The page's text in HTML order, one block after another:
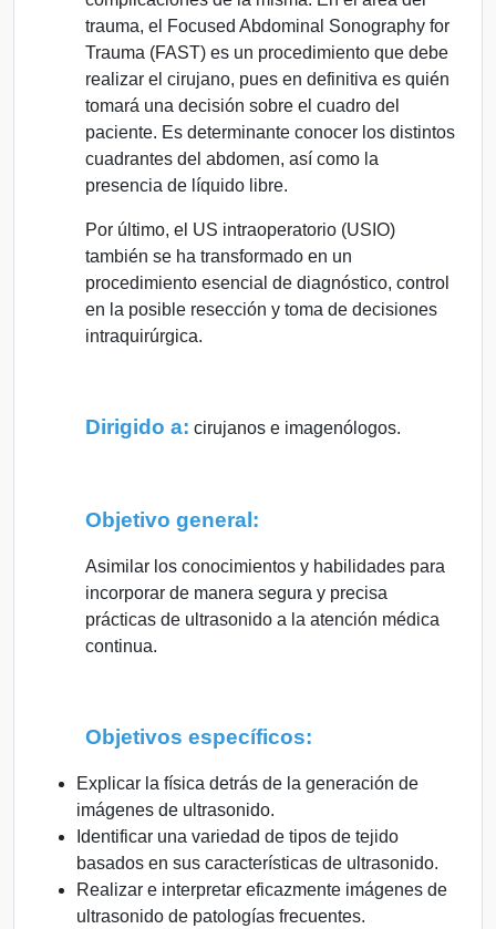
trauma, el Focused Abdominal Sonography for
Trauma (FAST) es un procedimiento que debe
realizar el cirujano, pues en definitiva es quién
tomará una decisión sobre el cuadro del
paciente. Es determinante conocer los distintos
cuadrantes del abdomen, así como la
presencia de líquido libre.
Por último, el US intraoperatorio (USIO)
también se ha transformado en un
procedimiento esencial de diagnóstico, control
en la posible resección y toma de decisiones
intraquirúrgica.
Dirigido a: cirujanos e imagenólogos.
Objetivo general:
Asimilar los conocimientos y habilidades para
incorporar de manera segura y precisa
prácticas de ultrasonido a la atención médica
continua.
Objetivos específicos:
Explicar la física detrás de la generación de
imágenes de ultrasonido.
Identificar una variedad de tipos de tejido
basados en sus características de ultrasonido.
Realizar e interpretar eficazmente imágenes de
ultrasonido de patologías frecuentes.